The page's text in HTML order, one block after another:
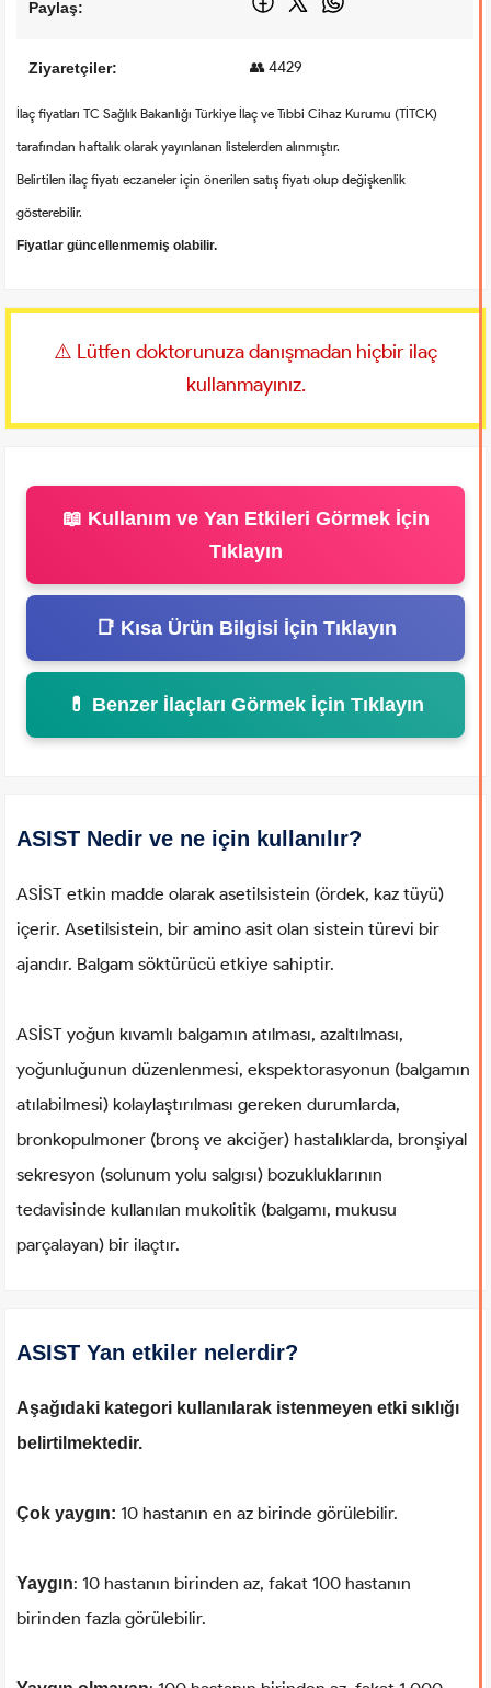
Paylaş:
Ziyaretçiler: 👥 4429
İlaç fiyatları TC Sağlık Bakanlığı Türkiye İlaç ve Tıbbi Cihaz Kurumu (TİTCK)
tarafından haftalık olarak yayınlanan listelerden alınmıştır.
Belirtilen ilaç fiyatı eczaneler için önerilen satış fiyatı olup değişkenlik
gösterebilir.
Fiyatlar güncellenmemiş olabilir.
⚠️ Lütfen doktorunuza danışmadan hiçbir ilaç
kullanmayınız.
📖 Kullanım ve Yan Etkileri Görmek İçin
Tıklayın
📑 Kısa Ürün Bilgisi İçin Tıklayın
💊 Benzer İlaçları Görmek İçin Tıklayın
ASIST Nedir ve ne için kullanılır?
ASİST etkin madde olarak asetilsistein (ördek, kaz tüyü)
içerir. Asetilsistein, bir amino asit olan sistein türevi bir
ajandır. Balgam söktürücü etkiye sahiptir.
ASİST yoğun kıvamlı balgamın atılması, azaltılması,
yoğunluğunun düzenlenmesi, ekspektorasyonun (balgamın
atılabilmesi) kolaylaştırılması gereken durumlarda,
bronkopulmoner (bronş ve akciğer) hastalıklarda, bronşiyal
sekresyon (solunum yolu salgısı) bozukluklarının
tedavisinde kullanılan mukolitik (balgamı, mukusu
parçalayan) bir ilaçtır.
ASIST Yan etkiler nelerdir?
Aşağıdaki kategori kullanılarak istenmeyen etki sıklığı
belirtilmektedir.
Çok yaygın: 10 hastanın en az birinde görülebilir.
Yaygın: 10 hastanın birinden az, fakat 100 hastanın
birinden fazla görülebilir.